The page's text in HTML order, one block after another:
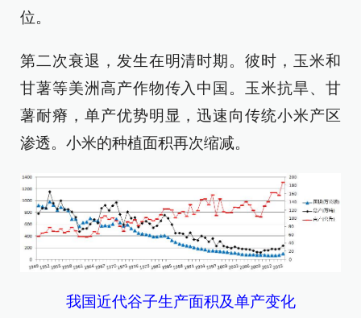
位。
第二次衰退，发生在明清时期。彼时，玉米和
甘薯等美洲高产作物传入中国。玉米抗旱、甘
薯耐瘠，单产优势明显，迅速向传统小米产区
渗透。小米的种植面积再次缩减。
我国近代谷子生产面积及单产变化